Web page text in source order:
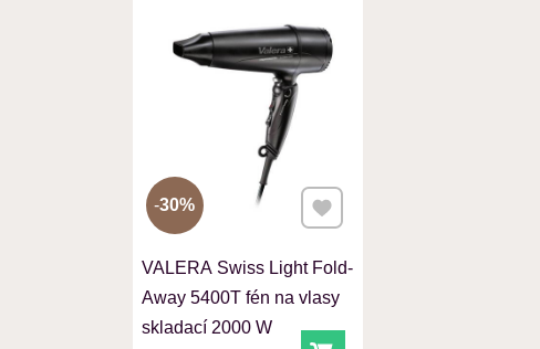
VALERA Swiss Light Fold-
Away 5400T fén na vlasy
skladací 2000 W
30% Pridať k Obľúbeným